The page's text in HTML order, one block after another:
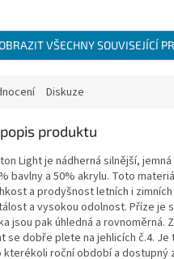
VŠECHNY SOUVISEJÍCÍ
Diskuze
produktu
Light je nádherná silnější,
bavlny a 50% akrylu. Toto
a prodyšnost letních i
a vysokou odolnost. Příze je
jsou pak úhledná a rovnoměrná.
se dobře plete na jehlicích č.4. Je
kterékoli roční období a dostupný